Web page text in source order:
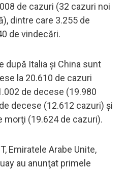
de cazuri (32 cazuri noi
dintre care 3.255 de
de vindecări.
după Italia şi China sunt
la 20.610 de cazuri
de decese (19.980
decese (12.612 cazuri) şi
morţi (19.624 de cazuri).
Emiratele Arabe Unite,
au anunţat primele